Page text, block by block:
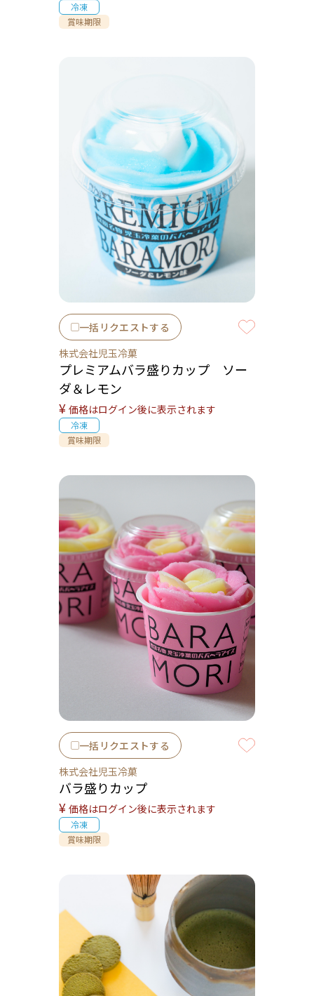
冷凍
賞味期限
一括リクエストする
株式会社児玉冷菓
プレミアムバラ盛りカップ ソー
ダ＆レモン
¥ 価格はログイン後に表示されます
冷凍
賞味期限
一括リクエストする
株式会社児玉冷菓
バラ盛りカップ
¥ 価格はログイン後に表示されます
冷凍
賞味期限